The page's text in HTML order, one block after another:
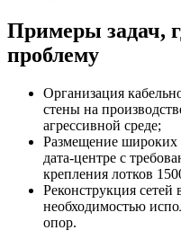
Примеры задач,
проблему
Организация
стены на
агрессивной среде;
Размещение широких
дата-центре с
крепления лотков
Реконструкция сетей
необходимостью
опор.